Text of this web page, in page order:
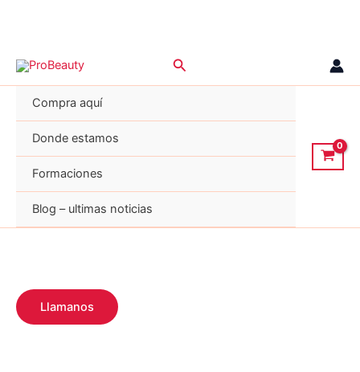
Buscar
Compra aquí
Donde estamos
Formaciones
Blog – ultimas noticias
Llamanos